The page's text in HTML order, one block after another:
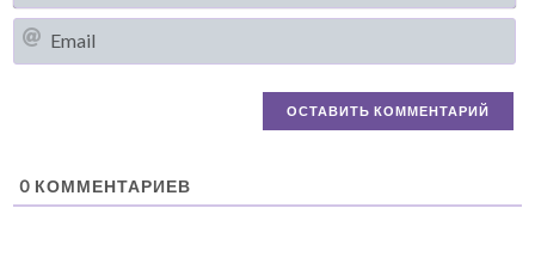
0 КОММЕНТАРИЕВ